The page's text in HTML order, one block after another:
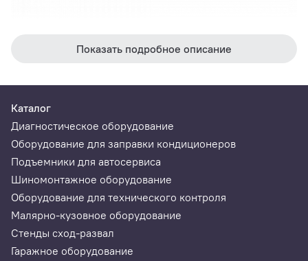
Комбинированные ключи, диапазон размеров: 6-21 мм
Показать подробное описание
Каталог
Диагностическое оборудование
Оборудование для заправки кондиционеров
Подъемники для автосервиса
Шиномонтажное оборудование
Оборудование для технического контроля
Малярно-кузовное оборудование
Стенды сход-развал
Гаражное оборудование